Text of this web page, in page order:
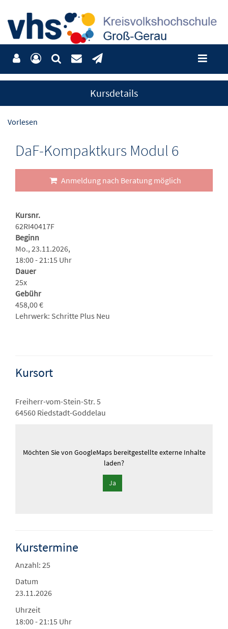
Kursdetails
Vorlesen
DaF-Kompaktkurs Modul 6
Anmeldung nach Beratung möglich
Kursnr.
62RI40417F
Beginn
Mo., 23.11.2026,
18:00 - 21:15 Uhr
Dauer
25x
Gebühr
458,00 €
Lehrwerk: Schritte Plus Neu
Kursort
Freiherr-vom-Stein-Str. 5
64560 Riedstadt-Goddelau
Möchten Sie von GoogleMapsbereitgestellte externe Inhalte
laden?
Ja
Kurstermine
Anzahl: 25
Datum
23.11.2026
Uhrzeit
18:00 - 21:15 Uhr